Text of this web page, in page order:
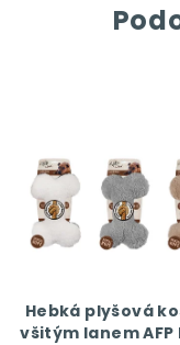
Hebká plyšová
všitým lanem AFP